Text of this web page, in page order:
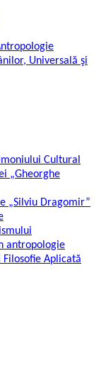
Universală şi
Cultural
„Gheorghe
„Silviu Dragomir”
antropologie
Aplicată